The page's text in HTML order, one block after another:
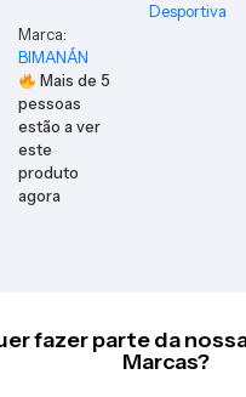
Desportiva
Marca:
BIMANÁN
Mais de5
pessoas
estão a ver
este
produto
agora
fazer parte da
Marcas?